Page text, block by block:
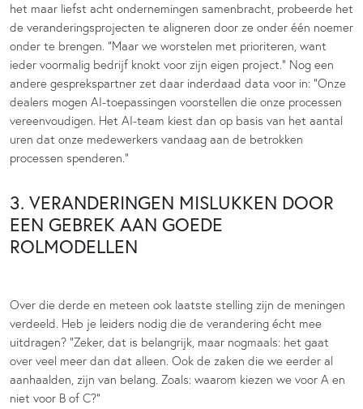
het maar liefst acht ondernemingen samenbracht, probeerde het
de veranderingsprojecten te aligneren door ze onder één noemer
onder te brengen. “Maar we worstelen met prioriteren, want
ieder voormalig bedrijf knokt voor zijn eigen project.” Nog een
andere gesprekspartner zet daar inderdaad data voor in: “Onze
dealers mogen AI-toepassingen voorstellen die onze processen
vereenvoudigen. Het AI-team kiest dan op basis van het aantal
uren dat onze medewerkers vandaag aan de betrokken
processen spenderen.”
3. VERANDERINGEN MISLUKKEN DOOR
EEN GEBREK AAN GOEDE
ROLMODELLEN
Over die derde en meteen ook laatste stelling zijn de meningen
verdeeld. Heb je leiders nodig die de verandering écht mee
uitdragen? “Zeker, dat is belangrijk, maar nogmaals: het gaat
over veel meer dan dat alleen. Ook de zaken die we eerder al
aanhaalden, zijn van belang. Zoals: waarom kiezen we voor A en
niet voor B of C?”